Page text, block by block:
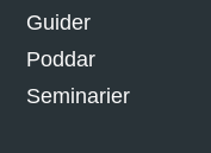
Guider
Poddar
Seminarier